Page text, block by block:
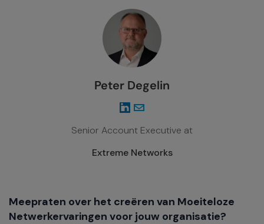
Peter Degelin
Senior Account Executive at
Extreme Networks
Meepraten over het creëren van Moeiteloze
Netwerkervaringen voor jouw organisatie?